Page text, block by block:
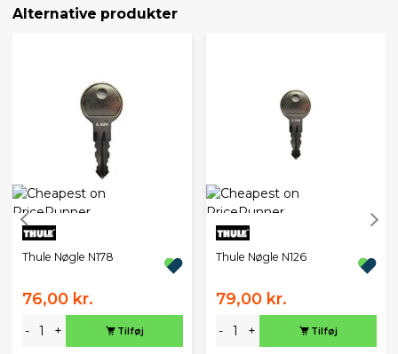
Alternative produkter
Thule Nøgle N178
76,00 kr.
- + Tilføj
Thule Nøgle N126
79,00 kr.
- + Tilføj